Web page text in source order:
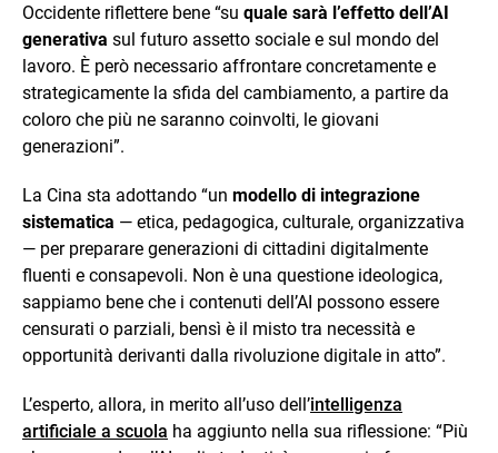
Occidente riflettere bene “su quale sarà l’effetto dell’AI
generativa sul futuro assetto sociale e sul mondo del
lavoro. È però necessario affrontare concretamente e
strategicamente la sfida del cambiamento, a partire da
coloro che più ne saranno coinvolti, le giovani
generazioni”.
La Cina sta adottando “un modello di integrazione
sistematica — etica, pedagogica, culturale, organizzativa
— per preparare generazioni di cittadini digitalmente
fluenti e consapevoli. Non è una questione ideologica,
sappiamo bene che i contenuti dell’AI possono essere
censurati o parziali, bensì è il misto tra necessità e
opportunità derivanti dalla rivoluzione digitale in atto”.
L’esperto, allora, in merito all’uso dell’intelligenza
artificiale a scuola ha aggiunto nella sua riflessione: “Più